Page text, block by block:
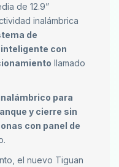
de 12.9”
inalámbrica
de
con
llamado
para
y cierre sin
con panel de
el nuevo Tiguan